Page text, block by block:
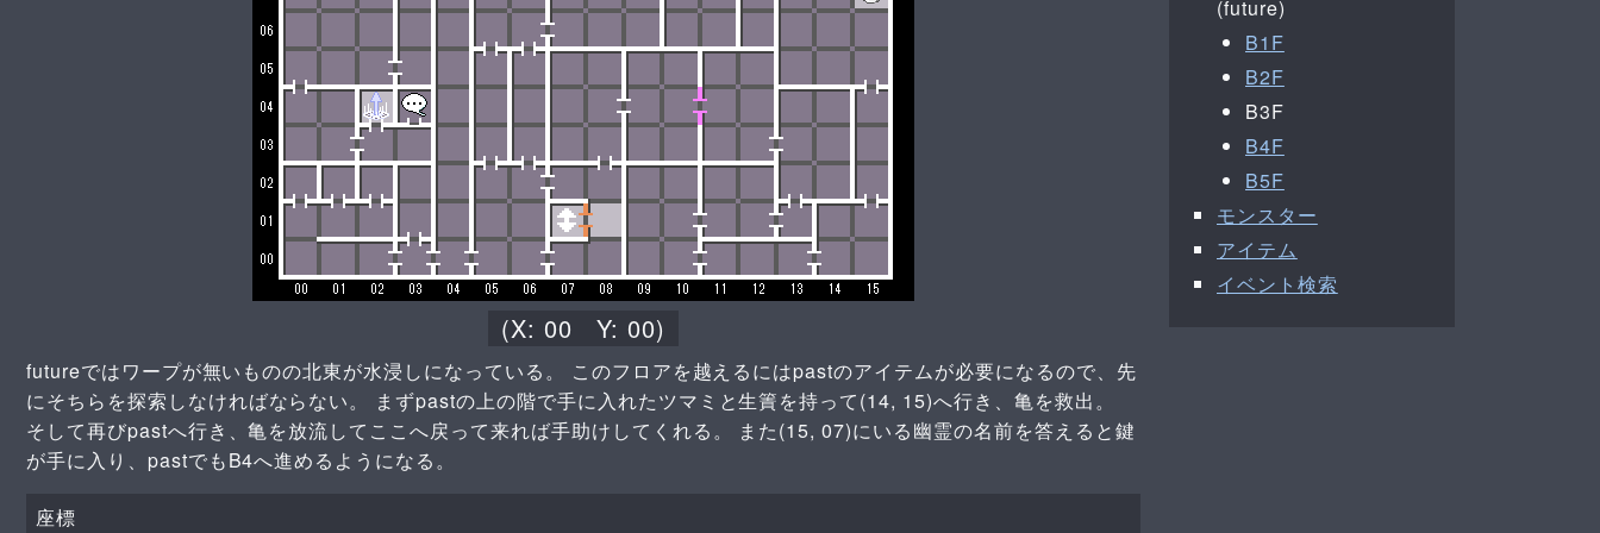
(X: 00 Y: 00)
futureではワープが無いものの北東が水浸しになっている。 このフロアを越えるにはpastのアイテムが必要になるので、先
にそちらを探索しなければならない。 まずpastの上の階で手に入れたツマミと生簀を持って(14, 15)へ行き、亀を救出。
そして再びpastへ行き、亀を放流してここへ戻って来れば手助けしてくれる。 また(15, 07)にいる幽霊の名前を答えると鍵
が手に入り、pastでもB4へ進めるようになる。
座標
(future)
B1F
B2F
B3F
B4F
B5F
モンスター
アイテム
イベント検索